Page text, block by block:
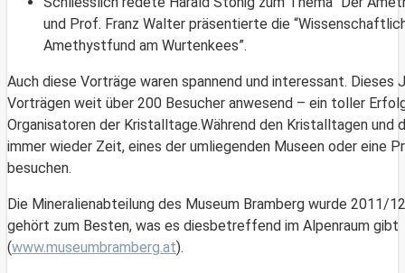
und Prof. Franz Walter präsentierte die
Amethystfund am Wurtenkees”.
Auch diese Vorträge waren spannend und interessant. Dieses
Vorträgen weit über 200 Besucher anwesend – ein toller
Organisatoren der Kristalltage.Während den Kristalltagen und
immer wieder Zeit, eines der umliegenden Museen oder eine
besuchen.
Die Mineralienabteilung des Museum Bramberg wurde 2011/
gehört zum Besten, was es diesbetreffend im Alpenraum gibt
(www.museumbramberg.at).